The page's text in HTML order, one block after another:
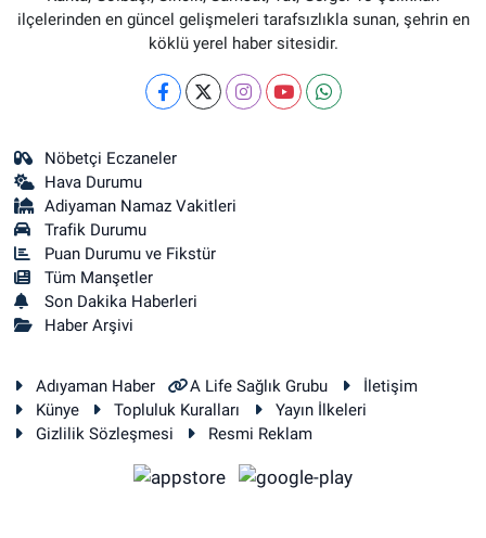
ilçelerinden en güncel gelişmeleri tarafsızlıkla sunan, şehrin en
köklü yerel haber sitesidir.
Nöbetçi Eczaneler
Hava Durumu
Adiyaman Namaz Vakitleri
Trafik Durumu
Puan Durumu ve Fikstür
Tüm Manşetler
Son Dakika Haberleri
Haber Arşivi
Adıyaman Haber A Life Sağlık Grubu
İletişim
Künye
Topluluk Kuralları
Yayın İlkeleri
Gizlilik Sözleşmesi
Resmi Reklam